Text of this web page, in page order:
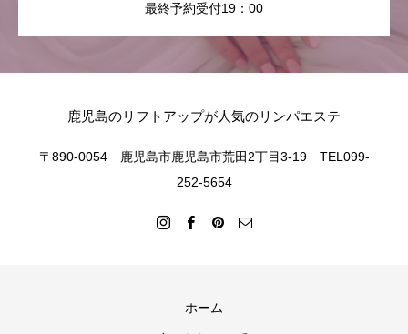
最終予約受付19：00
鹿児島のリフトアップが人気のリンパエステ
〒890-0054 鹿児島市鹿児島市荒田2丁目3-19 TEL099-
252-5654
ホーム